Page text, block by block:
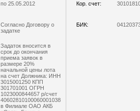
по 25.05.2012 Кор. счет:
Согласно Договору о
задатке
БИК:
Задаток вносится в
срок до окончания
приема заявок в
размере 20%
начальной цены лота
на счет Должника: ИНН
3015001250 КПП
301701001 ОГРН
1023000844657 р/счет
40602810100060001038
в Филиале ОАО АКБ